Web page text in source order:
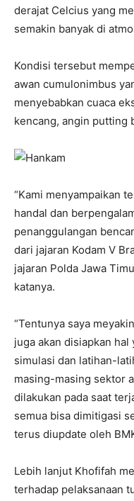
derajat Celcius yang
semakin banyak di
Kondisi tersebut
awan cumulonimbus
menyebabkan cuaca
kencang, angin putting
“Kami menyampaikan
handal dan
penanggulangan
dari jajaran Kodam V
jajaran Polda Jawa
katanya.
“Tentunya saya
juga akan disiapkan hal
simulasi dan latihan-
masing-masing sektor
dilakukan pada saat
semua bisa dimitigasi
terus diupdate oleh
Lebih lanjut Khofifah
terhadap pelaksanaan